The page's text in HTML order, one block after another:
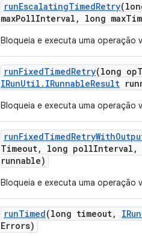
runEscalatingTimedRetry
maxPollInterval , long max
Bloqueia e executa uma operação
runFixedTimedRetry(long op
IRunUtil . IRunnableResult
Bloqueia e executa uma operação
runFixedTimedRetryWith
Timeout, long pollInterval ,
runnable)
Bloqueia e executa uma operação
runTimed(long timeout, IRun
Errors)